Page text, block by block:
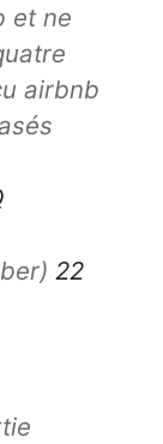
et ne
airbnb
22